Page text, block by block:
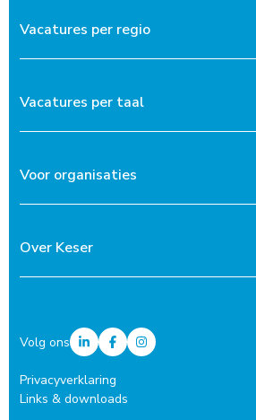
Vacatures per regio
Vacatures per taal
Voor organisaties
Over Keser
Privacyverklaring
Links & downloads
Volg ons